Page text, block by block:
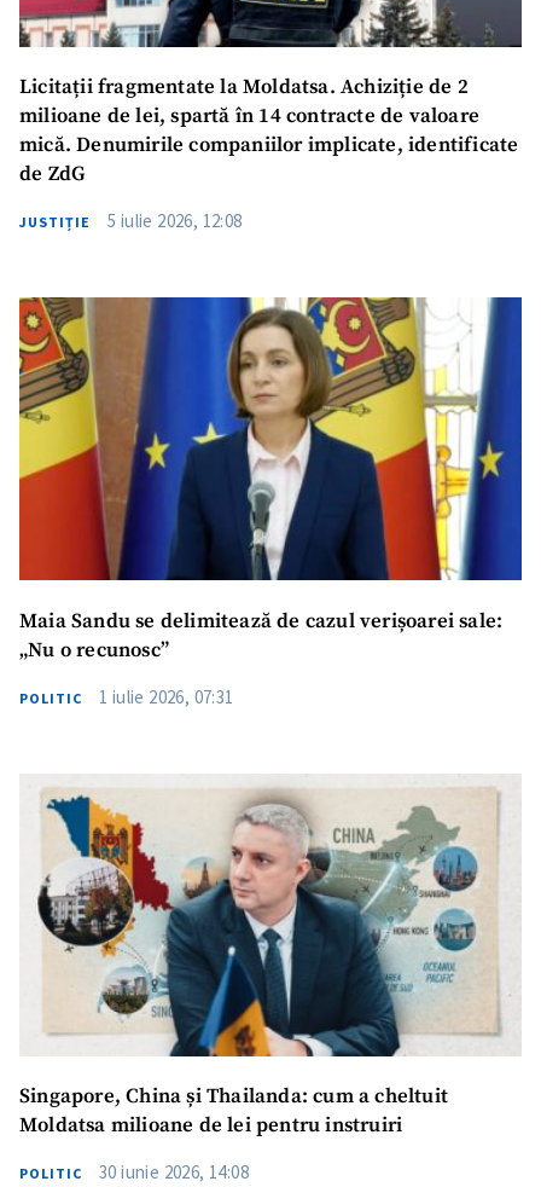
Licitații fragmentate la Moldatsa. Achiziție de 2
milioane de lei, spartă în 14 contracte de valoare
mică. Denumirile companiilor implicate, identificate
de ZdG
JUSTIȚIE 5 iulie 2026, 12:08
Maia Sandu se delimitează de cazul verișoarei sale:
„Nu o recunosc”
POLITIC 1 iulie 2026, 07:31
Singapore, China și Thailanda: cum a cheltuit
Moldatsa milioane de lei pentru instruiri
POLITIC 30 iunie 2026, 14:08